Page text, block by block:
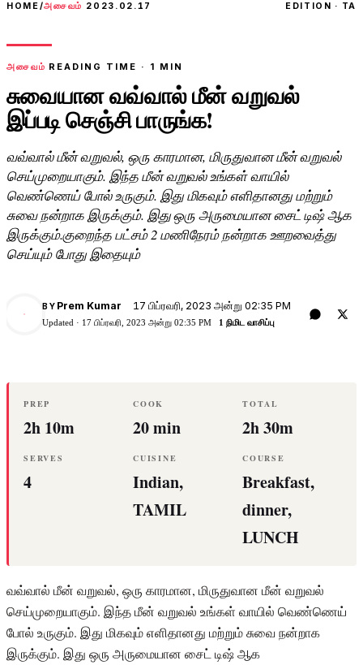
HOME/அசைவம் 2023.02.17 EDITION · TA
அசைவம் READING TIME · 1 MIN
சுவையான வவ்வால் மீன் வறுவல்
இப்படி செஞ்சி பாருங்க!
வவ்வால் மீன் வறுவல், ஒரு காரமான, மிருதுவான மீன் வறுவல்
செய்முறையாகும். இந்த மீன் வறுவல் உங்கள் வாயில்
வெண்ணெய் போல் உருகும். இது மிகவும் எளிதானது மற்றும்
சுவை நன்றாக இருக்கும். இது ஒரு அருமையான சைட் டிஷ் ஆக
இருக்கும்.குறைந்த பட்சம் 2 மணிநேரம் நன்றாக ஊறவைத்து
செய்யும் போது இதையும்
PK
BY Prem Kumar 17 பிப்ரவரி, 2023 அன்று 02:35 PM
Updated · 17 பிப்ரவரி, 2023 அன்று 02:35 PM 1 நிமிட வாசிப்பு
PREP
2h 10m
COOK
20 min
TOTAL
2h 30m
SERVES
4
CUISINE
Indian,
TAMIL
COURSE
Breakfast,
dinner,
LUNCH
வவ்வால் மீன் வறுவல், ஒரு காரமான, மிருதுவான மீன் வறுவல்
செய்முறையாகும். இந்த மீன் வறுவல் உங்கள் வாயில் வெண்ணெய்
போல் உருகும். இது மிகவும் எளிதானது மற்றும் சுவை நன்றாக
இருக்கும். இது ஒரு அருமையான சைட் டிஷ் ஆக